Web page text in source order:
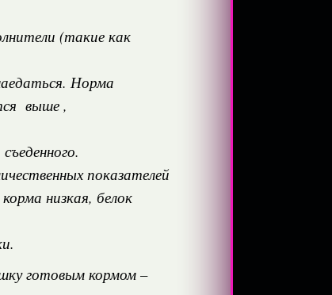
(такие как
Норма
выше ,
показателей
низкая, белок
готовым кормом –